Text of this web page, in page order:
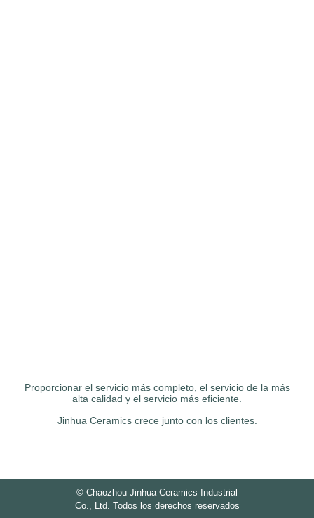
Proporcionar el servicio más completo, el servicio de la más
alta calidad y el servicio más eficiente.
Jinhua Ceramics crece junto con los clientes.
© Chaozhou Jinhua Ceramics Industrial
Co., Ltd. Todos los derechos reservados